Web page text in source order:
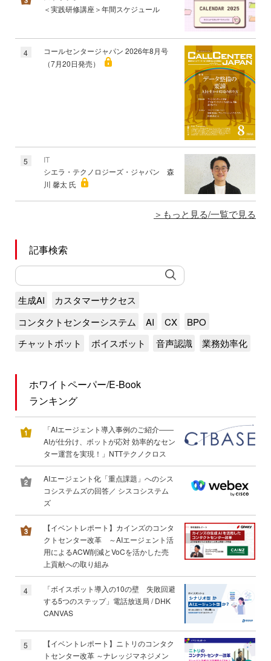
＜実践研修講座＞年間スケジュール
4
コールセンタージャパン 2026年8月号
（7月20日発売）
5
IT
シエラ・テクノロジーズ・ジャパン 森
川 馨太 氏
もっと見る/一覧で見る
記事検索
生成AI
カスタマーサクセス
コンタクトセンターシステム
AI CX
BPO
チャットボット
ボイスボット 音声認識 業務効率化
ホワイトペーパー/E-Book
ランキング
「AIエージェント導入事例のご紹介――
AIが仕分け、ボットが応対 効率的なセン
ター運営を実現！」NTTテクノクロス
AIエージェント化「重点課題」へのシス
コシステムズの回答／ シスコシステム
ズ
【イベントレポート】カインズのコンタ
クトセンター改革 ～AIエージェント活
用によるACW削減とVoCを活かした売
上貢献への取り組み
4
「ボイスボット導入の10の壁 失敗回避
する5つのステップ」電話放送局 / DHK
CANVAS
5
【イベントレポート】ニトリのコンタク
トセンター改革 ～ナレッジマネジメン